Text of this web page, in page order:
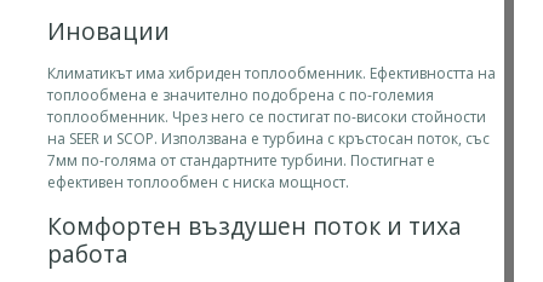
Иновации
Климатикът има хибриден топлообменник. Ефективността на
топлообмена е значително подобрена с по-големия
топлообменник. Чрез него се постигат по-високи стойности
на SEER и SCOP. Използвана е турбина с кръстосан поток, със
7мм по-голяма от стандартните турбини. Постигнат е
ефективен топлообмен с ниска мощност.
Комфортен въздушен поток и тиха
работа